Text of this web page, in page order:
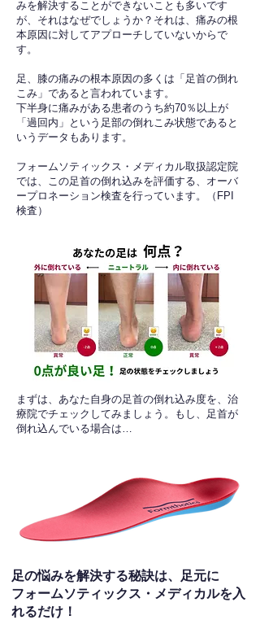
みを解決することができないことも多いです
が、それはなぜでしょうか？それは、痛みの根
本原因に対してアプローチしていないからで
す。
足、膝の痛みの根本原因の多くは「足首の倒れ
こみ」であると言われています。
下半身に痛みがある患者のうち約70％以上が
「過回内」という足部の倒れこみ状態であると
いうデータもあります。
フォームソティックス・メディカル取扱認定院
では、この足首の倒れ込みを評価する、オーバ
ープロネーション検査を行っています。（FPI
検査）​
​まずは、あなた自身の足首の倒れ込み度を、治
療院でチェックしてみましょう。もし、足首が
倒れ込んでいる場合は…
足の悩みを解決する秘訣は、足元に
フォームソティックス・メディカルを入
れるだけ！